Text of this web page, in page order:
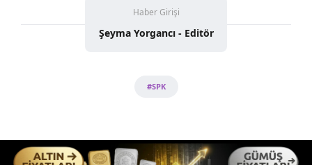
Haber Girişi
Şeyma Yorgancı - Editör
#SPK